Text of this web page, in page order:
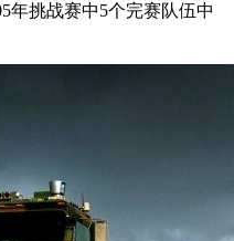
年挑战赛中5个完赛队伍中